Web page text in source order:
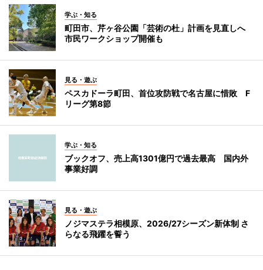
学ぶ・知る
町田市、芹ヶ谷公園「芸術の杜」計画を見直しへ
市民ワークショップ開催も
見る・遊ぶ
ペスカドーラ町田、首位攻防戦で名古屋に惜敗 F
リーグ第8節
学ぶ・知る
ブックオフ、売上高1301億円で過去最高 国内外
事業好調
見る・遊ぶ
ノジマステラ相模原、2026/27シーズン新体制 さ
らなる飛躍を誓う